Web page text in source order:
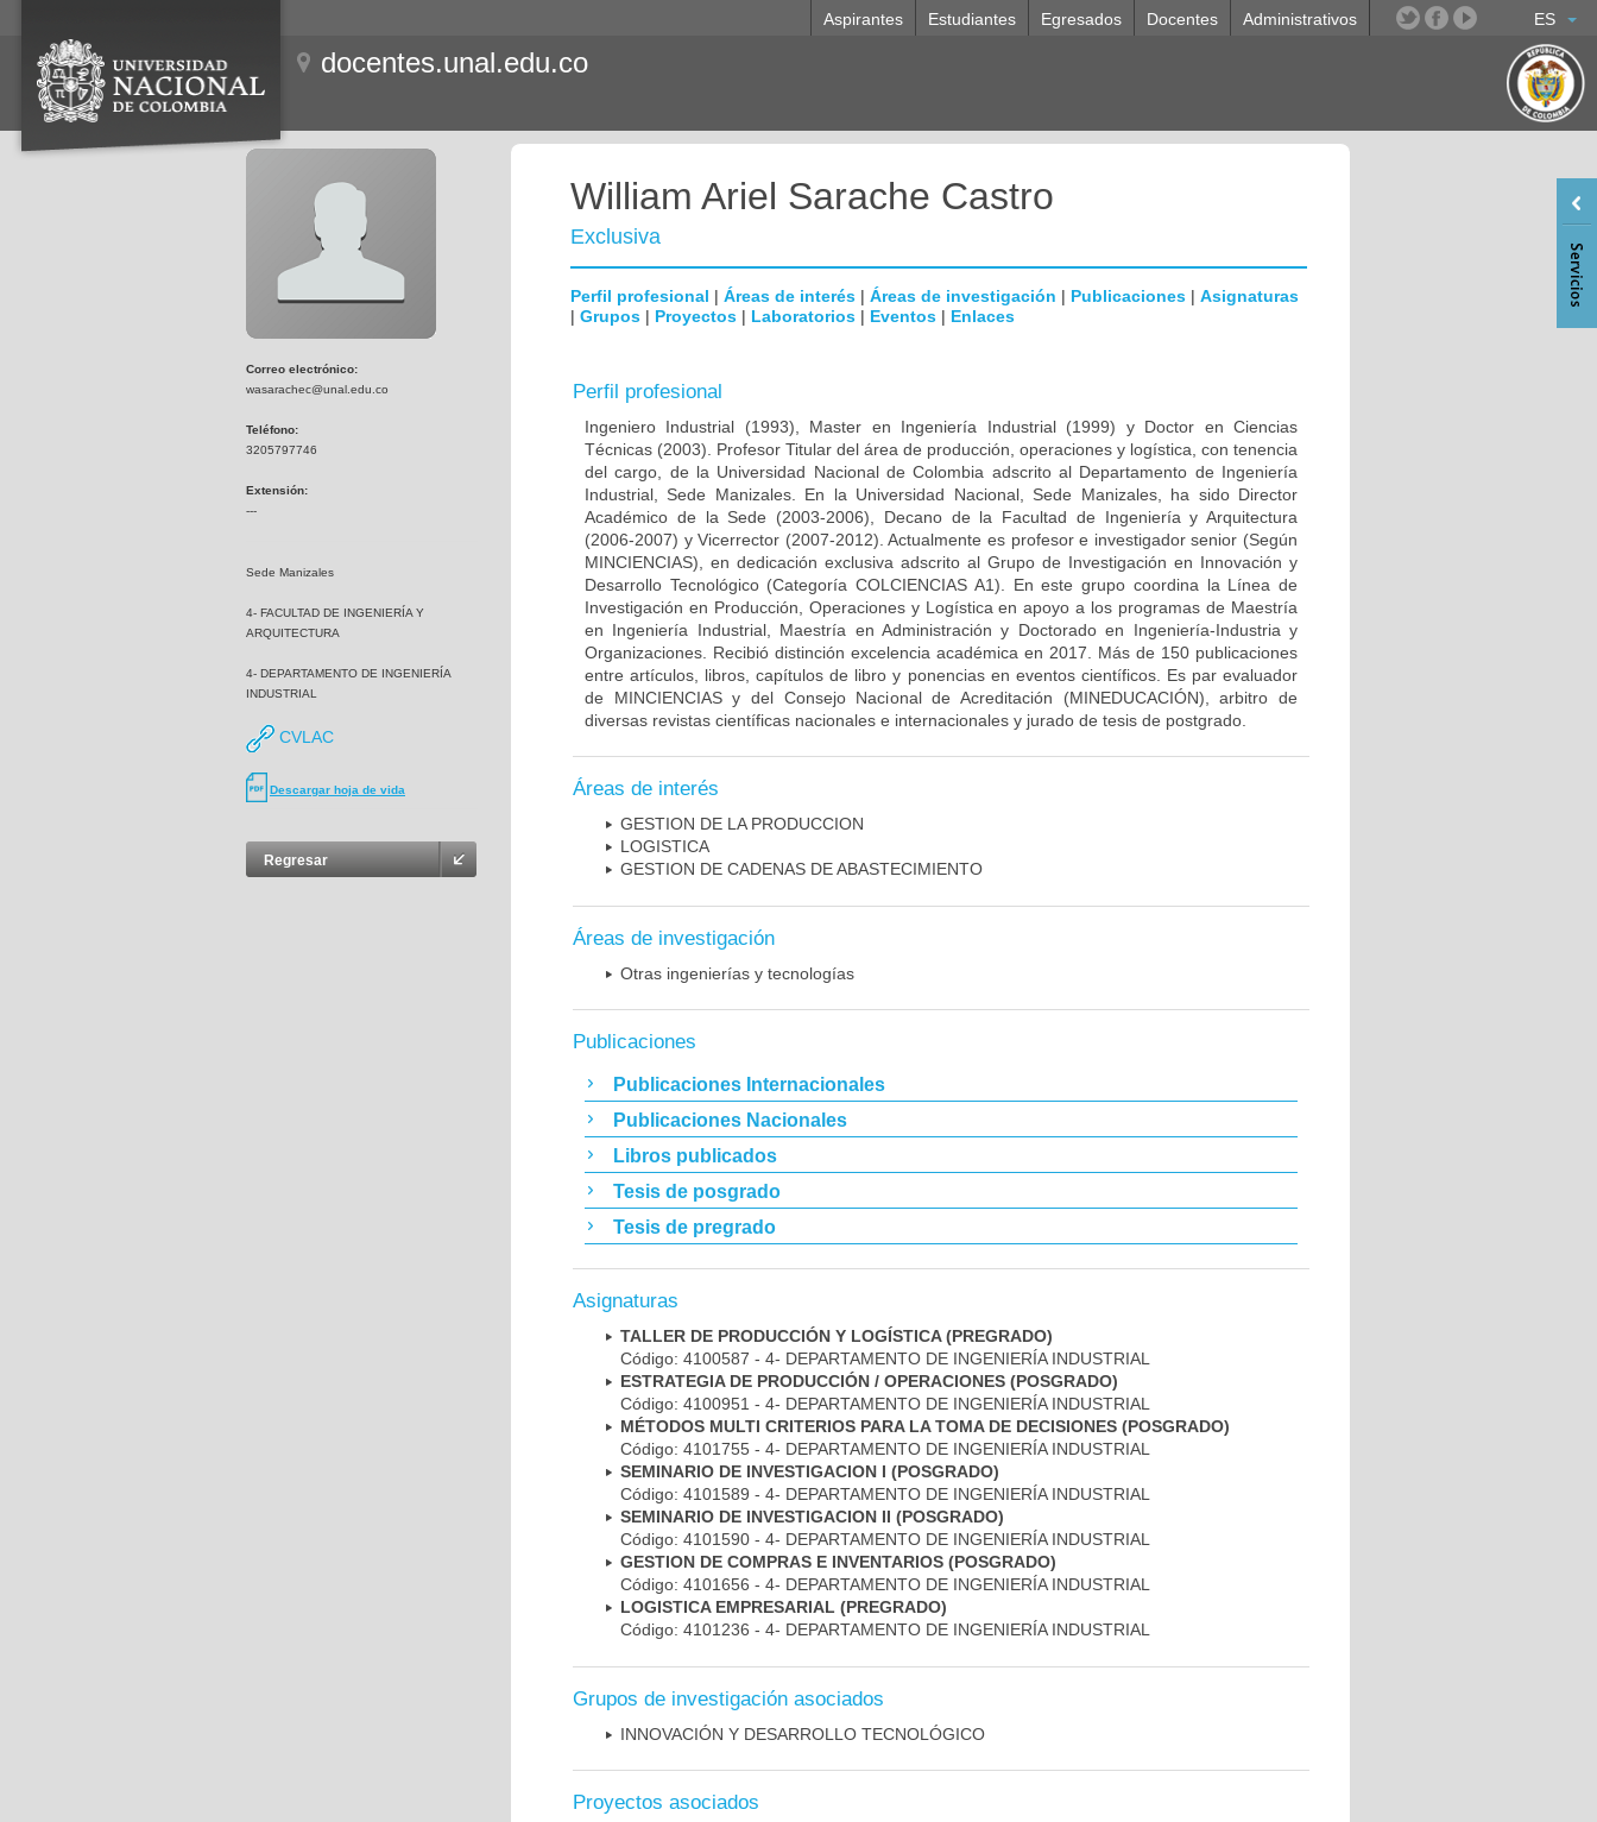
ES
Aspirantes Estudiantes Egresados Docentes Administrativos
docentes.unal.edu.co
Correo electrónico:
wasarachec@unal.edu.co
Teléfono:
3205797746
Extensión:
---
Sede Manizales
4- FACULTAD DE INGENIERÍA Y
ARQUITECTURA
4- DEPARTAMENTO DE INGENIERÍA
INDUSTRIAL
CVLAC
Descargar hoja de vida
Regresar
William Ariel Sarache Castro
Exclusiva
Perfil profesional | Áreas de interés | Áreas de investigación | Publicaciones | Asignaturas
| Grupos | Proyectos | Laboratorios | Eventos | Enlaces
Perfil profesional
Ingeniero Industrial (1993), Master en Ingeniería Industrial (1999) y Doctor en Ciencias
Técnicas (2003). Profesor Titular del área de producción, operaciones y logística, con tenencia
del cargo, de la Universidad Nacional de Colombia adscrito al Departamento de Ingeniería
Industrial, Sede Manizales. En la Universidad Nacional, Sede Manizales, ha sido Director
Académico de la Sede (2003-2006), Decano de la Facultad de Ingeniería y Arquitectura
(2006-2007) y Vicerrector (2007-2012). Actualmente es profesor e investigador senior (Según
MINCIENCIAS), en dedicación exclusiva adscrito al Grupo de Investigación en Innovación y
Desarrollo Tecnológico (Categoría COLCIENCIAS A1). En este grupo coordina la Línea de
Investigación en Producción, Operaciones y Logística en apoyo a los programas de Maestría
en Ingeniería Industrial, Maestría en Administración y Doctorado en Ingeniería-Industria y
Organizaciones. Recibió distinción excelencia académica en 2017. Más de 150 publicaciones
entre artículos, libros, capítulos de libro y ponencias en eventos científicos. Es par evaluador
de MINCIENCIAS y del Consejo Nacional de Acreditación (MINEDUCACIÓN), arbitro de
diversas revistas científicas nacionales e internacionales y jurado de tesis de postgrado.
Áreas de interés
GESTION DE LA PRODUCCION
LOGISTICA
GESTION DE CADENAS DE ABASTECIMIENTO
Áreas de investigación
Otras ingenierías y tecnologías
Publicaciones
Publicaciones Internacionales
Publicaciones Nacionales
Libros publicados
Tesis de posgrado
Tesis de pregrado
Asignaturas
TALLER DE PRODUCCIÓN Y LOGÍSTICA (PREGRADO)
Código: 4100587 - 4- DEPARTAMENTO DE INGENIERÍA INDUSTRIAL
ESTRATEGIA DE PRODUCCIÓN / OPERACIONES (POSGRADO)
Código: 4100951 - 4- DEPARTAMENTO DE INGENIERÍA INDUSTRIAL
MÉTODOS MULTI CRITERIOS PARA LA TOMA DE DECISIONES (POSGRADO)
Código: 4101755 - 4- DEPARTAMENTO DE INGENIERÍA INDUSTRIAL
SEMINARIO DE INVESTIGACION I (POSGRADO)
Código: 4101589 - 4- DEPARTAMENTO DE INGENIERÍA INDUSTRIAL
SEMINARIO DE INVESTIGACION II (POSGRADO)
Código: 4101590 - 4- DEPARTAMENTO DE INGENIERÍA INDUSTRIAL
GESTION DE COMPRAS E INVENTARIOS (POSGRADO)
Código: 4101656 - 4- DEPARTAMENTO DE INGENIERÍA INDUSTRIAL
LOGISTICA EMPRESARIAL (PREGRADO)
Código: 4101236 - 4- DEPARTAMENTO DE INGENIERÍA INDUSTRIAL
Grupos de investigación asociados
INNOVACIÓN Y DESARROLLO TECNOLÓGICO
Proyectos asociados